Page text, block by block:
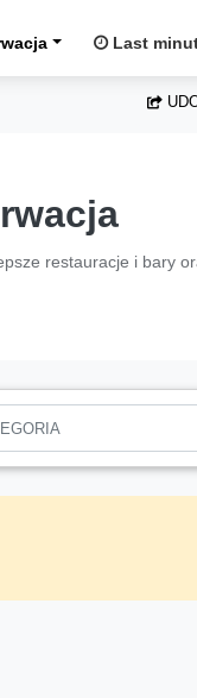
Last
restauracje i bary